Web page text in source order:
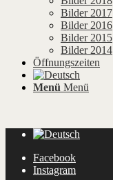
Bilder 2017
Bilder 2016
Bilder 2015
Bilder 2014
Öffnungszeiten
Menü Menü
Facebook
Instagram